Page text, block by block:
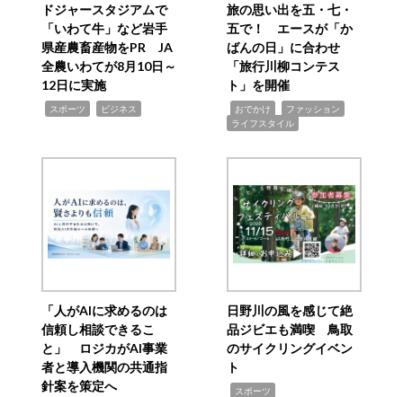
ドジャースタジアムで
「いわて牛」など岩手
県産農畜産物をPR JA
全農いわてが8月10日～
12日に実施
スポーツ ビジネス
旅の思い出を五・七・
五で！ エースが「か
ばんの日」に合わせ
「旅行川柳コンテス
ト」を開催
おでかけ ファッション
ライフスタイル
「人がAIに求めるのは
信頼し相談できるこ
と」 ロジカがAI事業
者と導入機関の共通指
針案を策定へ
日野川の風を感じて絶
品ジビエも満喫 鳥取
のサイクリングイベン
ト
スポーツ